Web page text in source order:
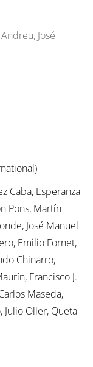
José
Caba, Esperanza
Pons, Martín
José Manuel
Emilio Fornet,
Chinarro,
Francisco J.
Maseda,
Julio Oller, Queta